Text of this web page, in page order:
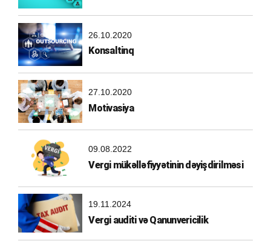
26.10.2020
Konsaltinq
27.10.2020
Motivasiya
09.08.2022
Vergi mükəlləfiyyətinin dəyişdirilməsi
19.11.2024
Vergi auditi və Qanunvericilik